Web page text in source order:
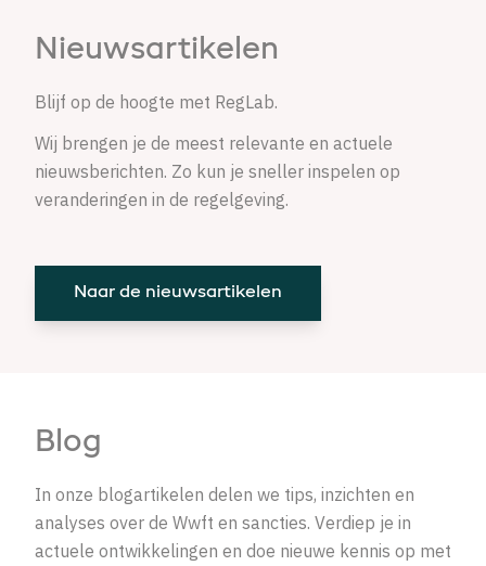
Nieuwsartikelen
Blijf op de hoogte met RegLab.
Wij brengen je de meest relevante en actuele
nieuwsberichten. Zo kun je sneller inspelen op
veranderingen in de regelgeving.
Naar de nieuwsartikelen
Blog
In onze blogartikelen delen we tips, inzichten en
analyses over de Wwft en sancties. Verdiep je in
actuele ontwikkelingen en doe nieuwe kennis op met